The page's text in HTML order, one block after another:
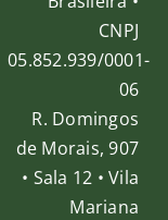
CNPJ
05.852.939/0001-
06
R. Domingos
de Morais, 907
• Sala 12 • Vila
Mariana